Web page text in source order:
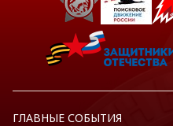
ГЛАВНЫЕ СОБЫТИЯ